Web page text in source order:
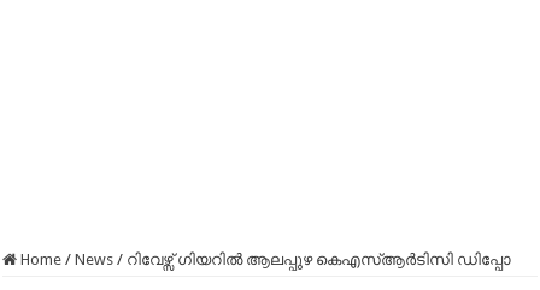
Home / News / റിവേഴ്സ് ഗിയറില്‍ ആലപ്പുഴ കെഎസ്ആര്‍ടിസി ഡിപ്പോ